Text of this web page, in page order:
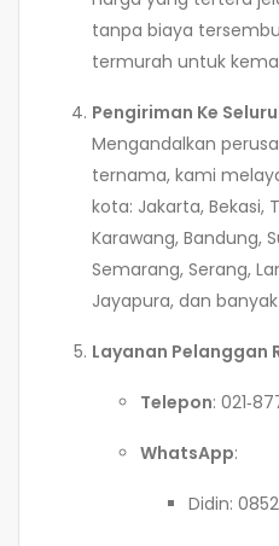
tanpa biaya
termurah untuk
Pengiriman Ke
Mengandalkan
ternama, kami
kota: Jakarta, Bekasi,
Karawang, Bandung,
Semarang, Serang,
Jayapura, dan
Layanan Pelanggan
Telepon:
WhatsApp:
Didin: